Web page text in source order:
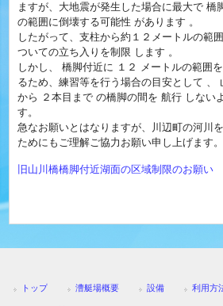
ますが、大地震が発生した場合に最大で 橋
の範囲に倒壊する可能性 があります 。
したがって、支柱から約１２メートルの範
ついての立ち入りを制限 します 。
しかし、 橋脚付近に １２ メートルの範囲
るため、練習等を行う場合の目安として 、
から ２本目まで の橋脚の間を 航行 しない
す。
急なお願いとはなりますが、川辺町の河川
ためにもご理解ご協力お願い申し上げます。
旧山川橋橋脚付近湖面の区域制限のお願い
トップ 漕艇場概要 設備 利用方